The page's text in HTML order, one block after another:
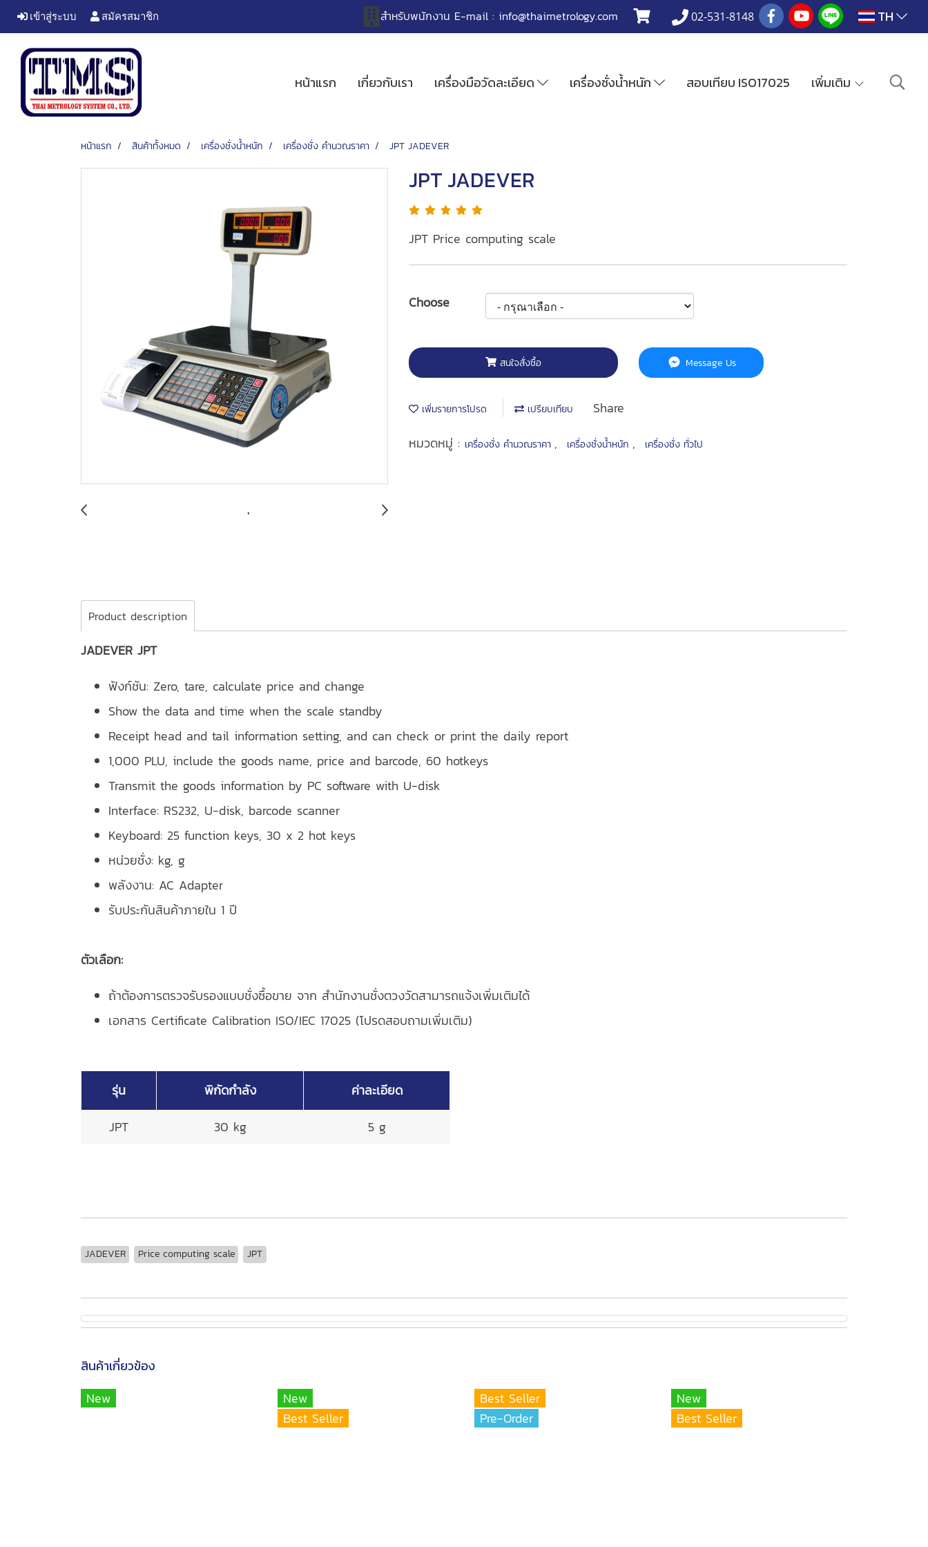
เข้าสู่ระบบ สมัครสมาชิก สำหรับพนักงาน E-mail : info@thaimetrology.com 02-531-8148 TH
หน้าแรก เกี่ยวกับเรา เครื่องมือวัดละเอียด เครื่องชั่งน้ำหนัก สอบเทียบ ISO17025 เพิ่มเติม
หน้าแรก สินค้าทั้งหมด เครื่องชั่งน้ำหนัก เครื่องชั่ง คำนวณราคา JPT JADEVER
JPT JADEVER
JPT Price computing scale
Choose
สนใจสั่งซื้อ Message Us
เพิ่มรายการโปรด เปรียบเทียบ
Share
หมวดหมู่ : เครื่องชั่ง คำนวณราคา , เครื่องชั่งน้ำหนัก , เครื่องชั่ง ทั่วไป
Product description
JADEVER JPT
ฟังก์ชัน: Zero, tare, calculate price and change
Show the data and time when the scale standby
Receipt head and tail information setting, and can check or print the daily report
1,000 PLU, include the goods name, price and barcode, 60 hotkeys
Transmit the goods information by PC software with U-disk
Interface: RS232, U-disk, barcode scanner
Keyboard: 25 function keys, 30 x 2 hot keys
หน่วยชั่ง: kg, g
พลังงาน: AC Adapter
รับประกันสินค้าภายใน 1 ปี
ตัวเลือก:
ถ้าต้องการตรวจรับรองแบบชั่งซื้อขาย จาก สำนักงานชั่งตวงวัดสามารถแจ้งเพิ่มเติมได้
เอกสาร Certificate Calibration ISO/IEC 17025 (โปรดสอบถามเพิ่มเติม)
รุ่น พิกัดกำลัง
ค่าละเอียด
JPT
30 kg 5 g
JADEVER Price computing scale JPT
สินค้าเกี่ยวข้อง
New
New
Best Seller
Best Seller
Pre-Order
New
Best Seller